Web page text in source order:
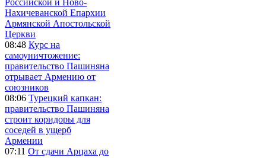
Нахичеванской Епархии
Армянской Апостольской
Церкви
08:48 Курс на
самоуничтожение:
правительство Пашиняна
отрывает Армению от
союзников
08:06 Турецкий капкан:
правительство Пашиняна
строит коридоры для
соседей в ущерб
Армении
07:11 От сдачи Арцаха до